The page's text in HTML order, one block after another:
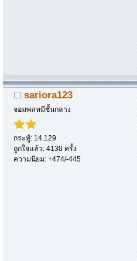
sariora123
จอมพลหมีชั้นกลาง
กระทู้: 14,129
ถูกใจแล้ว: 4130 ครั้ง
ความนิยม: +474/-445